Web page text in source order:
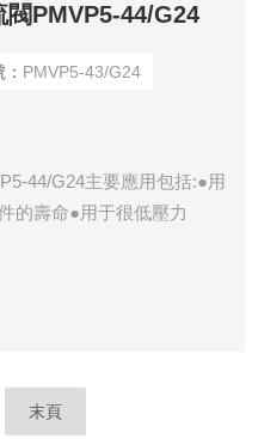
PMVP5-44/G24
PMVP5-43/G24
44/G24主要應用包括:●用
的壽命●用于很低壓力
末頁